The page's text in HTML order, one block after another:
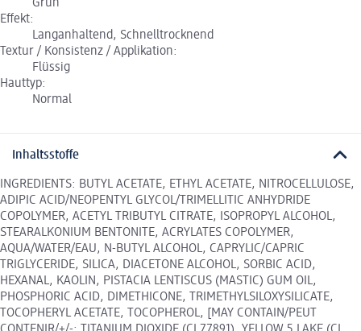
Grün
Effekt:
Langanhaltend, Schnelltrocknend
Textur / Konsistenz / Applikation:
Flüssig
Hauttyp:
Normal
Inhaltsstoffe
INGREDIENTS: BUTYL ACETATE, ETHYL ACETATE, NITROCELLULOSE,
ADIPIC ACID/NEOPENTYL GLYCOL/TRIMELLITIC ANHYDRIDE
COPOLYMER, ACETYL TRIBUTYL CITRATE, ISOPROPYL ALCOHOL,
STEARALKONIUM BENTONITE, ACRYLATES COPOLYMER,
AQUA/WATER/EAU, N-BUTYL ALCOHOL, CAPRYLIC/CAPRIC
TRIGLYCERIDE, SILICA, DIACETONE ALCOHOL, SORBIC ACID,
HEXANAL, KAOLIN, PISTACIA LENTISCUS (MASTIC) GUM OIL,
PHOSPHORIC ACID, DIMETHICONE, TRIMETHYLSILOXYSILICATE,
TOCOPHERYL ACETATE, TOCOPHEROL, [MAY CONTAIN/PEUT